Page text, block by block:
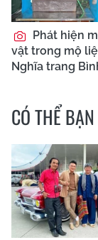
Phát hiện
vật trong mộ
Nghĩa trang
CÓ THỂ